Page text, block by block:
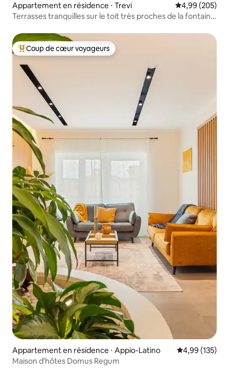
Appartement en résidence ⋅ Trevi Évaluation
4,99 (205)
Terrasses tranquilles sur le toit très proches de la fontaine
Coups de cœur voyageurs les plus appréciés
Coup de cœur voyageurs
Appartement en résidence ⋅ Appio-Latino Évaluation
4,99 (135)
Maison d'hôtes Domus Regum